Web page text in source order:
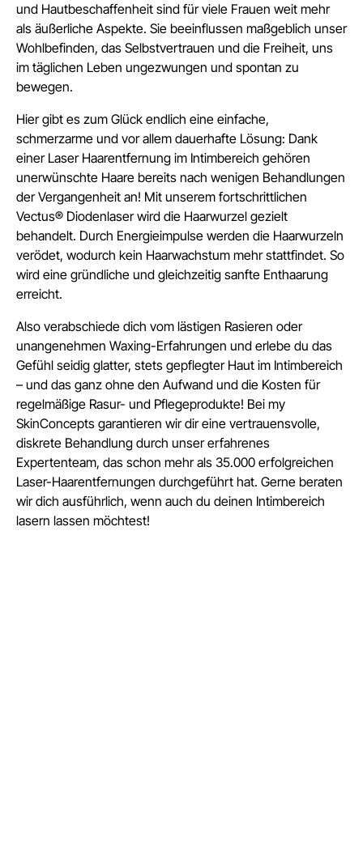
und Hautbeschaffenheit sind für viele Frauen weit mehr
als äußerliche Aspekte. Sie beeinflussen maßgeblich unser
Wohlbefinden, das Selbstvertrauen und die Freiheit, uns
im täglichen Leben ungezwungen und spontan zu
bewegen.
Hier gibt es zum Glück endlich eine einfache,
schmerzarme und vor allem dauerhafte Lösung: Dank
einer Laser Haarentfernung im Intimbereich gehören
unerwünschte Haare bereits nach wenigen Behandlungen
der Vergangenheit an! Mit unserem fortschrittlichen
Vectus® Diodenlaser wird die Haarwurzel gezielt
behandelt. Durch Energieimpulse werden die Haarwurzeln
verödet, wodurch kein Haarwachstum mehr stattfindet. So
wird eine gründliche und gleichzeitig sanfte Enthaarung
erreicht.
Also verabschiede dich vom lästigen Rasieren oder
unangenehmen Waxing-Erfahrungen und erlebe du das
Gefühl seidig glatter, stets gepflegter Haut im Intimbereich
– und das ganz ohne den Aufwand und die Kosten für
regelmäßige Rasur- und Pflegeprodukte! Bei my
SkinConcepts garantieren wir dir eine vertrauensvolle,
diskrete Behandlung durch unser erfahrenes
Expertenteam, das schon mehr als 35.000 erfolgreichen
Laser-Haarentfernungen durchgeführt hat. Gerne beraten
wir dich ausführlich, wenn auch du deinen Intimbereich
lasern lassen möchtest!